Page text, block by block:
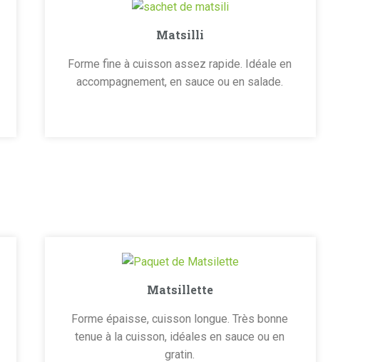
Matsilli
Forme fine à cuisson assez rapide. Idéale en
accompagnement, en sauce ou en salade.
Matsillette
Forme épaisse, cuisson longue. Très bonne
tenue à la cuisson, idéales en sauce ou en
gratin.